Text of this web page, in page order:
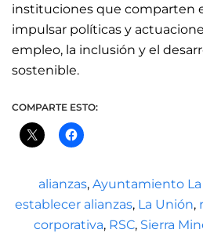
instituciones que comparten
impulsar políticas y
empleo, la inclusión y el
sostenible.
COMPARTE ESTO:
alianzas, Ayuntamiento
establecer alianzas, La Unión,
corporativa, RSC, Sierra